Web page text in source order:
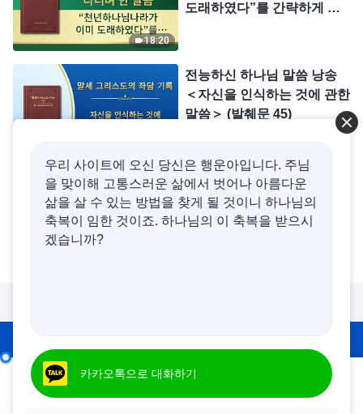
18:20
도래하였다”를 간략하게 논
전능하신 하나님 말씀 낭송
＜자신을 인식하는 것에 관한
말씀＞ (발췌문 45)
전능하신 하나님 말씀 낭송
＜리더 일꾼의 직책(28)＞
(제 3 부)
사이트 가이드
우리 사이트에 오신 당신은 행운아입니다. 주님
을 맞이해 고통스러운 삶에서 벗어나 아름다운
삶을 살 수 있는 방법을 찾게 될 것이니 하나님의
축복이 임한 것이죠. 하나님의 이 축복을 받으시
겠습니까?
카카오톡으로 대화하기
어떻게 진리를 추구해야 하는가(15)